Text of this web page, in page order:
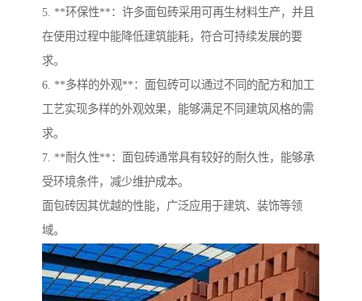
5. **环保性**：许多面包砖采用可再生材料生产，并且
在使用过程中能降低建筑能耗，符合可持续发展的要
求。
6. **多样的外观**：面包砖可以通过不同的配方和加工
工艺实现多样的外观效果，能够满足不同建筑风格的需
求。
7. **耐久性**：面包砖通常具有较好的耐久性，能够承
受环境条件，减少维护成本。
面包砖因其优越的性能，广泛应用于建筑、装饰等领
域。